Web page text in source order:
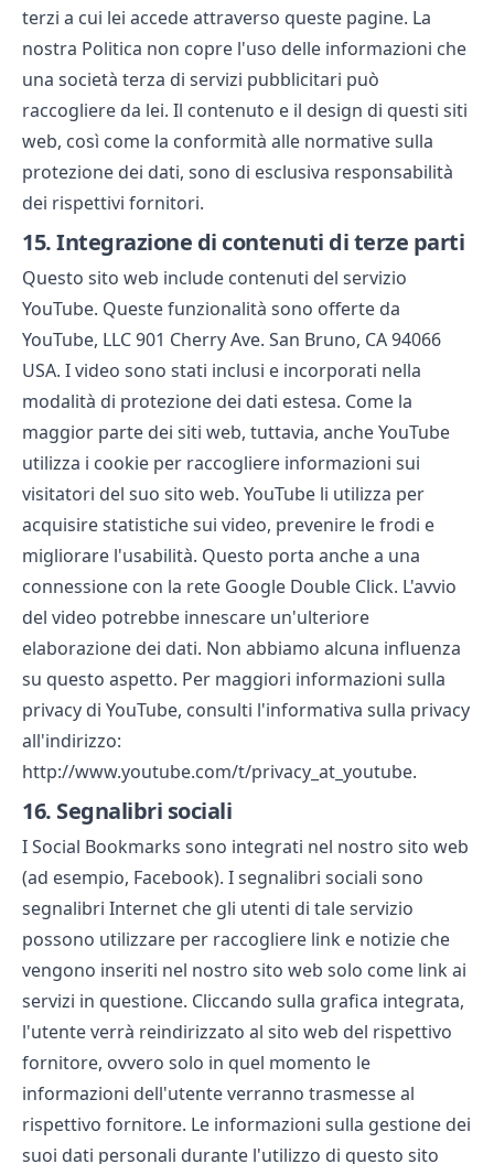
terzi a cui lei accede attraverso queste pagine. La
nostra Politica non copre l'uso delle informazioni che
una società terza di servizi pubblicitari può
raccogliere da lei. Il contenuto e il design di questi siti
web, così come la conformità alle normative sulla
protezione dei dati, sono di esclusiva responsabilità
dei rispettivi fornitori.
15.Integrazione di contenuti di terze parti
Questo sito web include contenuti del servizio
YouTube. Queste funzionalità sono offerte da
YouTube, LLC 901 Cherry Ave. San Bruno, CA 94066
USA. I video sono stati inclusi e incorporati nella
modalità di protezione dei dati estesa. Come la
maggior parte dei siti web, tuttavia, anche YouTube
utilizza i cookie per raccogliere informazioni sui
visitatori del suo sito web. YouTube li utilizza per
acquisire statistiche sui video, prevenire le frodi e
migliorare l'usabilità. Questo porta anche a una
connessione con la rete Google Double Click. L'avvio
del video potrebbe innescare un'ulteriore
elaborazione dei dati. Non abbiamo alcuna influenza
su questo aspetto. Per maggiori informazioni sulla
privacy di YouTube, consulti l'informativa sulla privacy
all'indirizzo:
http://www.youtube.com/t/privacy_at_youtube.
16. Segnalibri sociali
I Social Bookmarks sono integrati nel nostro sito web
(ad esempio, Facebook). I segnalibri sociali sono
segnalibri Internet che gli utenti di tale servizio
possono utilizzare per raccogliere link e notizie che
vengono inseriti nel nostro sito web solo come link ai
servizi in questione. Cliccando sulla grafica integrata,
l'utente verrà reindirizzato al sito web del rispettivo
fornitore, ovvero solo in quel momento le
informazioni dell'utente verranno trasmesse al
rispettivo fornitore. Le informazioni sulla gestione dei
suoi dati personali durante l'utilizzo di questo sito